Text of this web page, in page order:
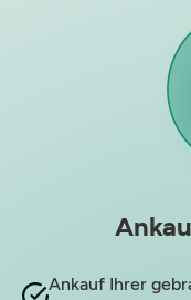
Ankauf Ihrer